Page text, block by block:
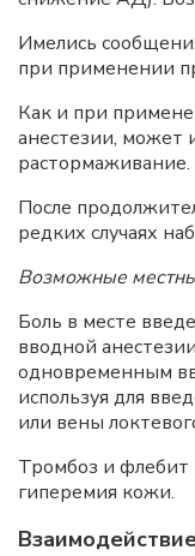
Имелись
при применении
Как и при
анестезии, может
растормаживание.
После
редких случаях
Возможные
Боль в месте
вводной
одновременным
используя для
или вены
Тромбоз и
гиперемия кожи.